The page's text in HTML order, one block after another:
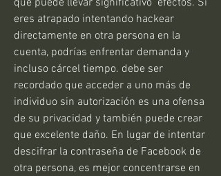
que puede llevar significativo  efectos. Si
eres atrapado intentando hackear
directamente en otra persona en la
cuenta, podrías enfrentar demanda y
incluso cárcel tiempo. debe ser
recordado que acceder a uno más de
individuo sin autorización es una ofensa
de su privacidad y también puede crear
que excelente daño. En lugar de intentar
descifrar la contraseña de Facebook de
otra persona, es mejor concentrarse en